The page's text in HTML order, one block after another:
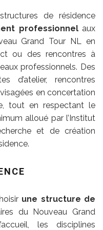
de résidence
professionnelaux
Grand Tour NL en
ou des rencontres à
professionnels. Des
d’atelier, rencontres
en concertation
tout en respectant le
alloué par l’Institut
et de création
une structure de
du Nouveau Grand
les disciplines